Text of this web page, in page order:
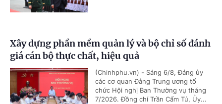
Xây dựng phần mềm quản lý và bộ chỉ số đánh
giá cán bộ thực chất, hiệu quả
(Chinhphu.vn) - Sáng 6/8, Đảng ủy
các cơ quan Đảng Trung ương tổ
chức Hội nghị Ban Thường vụ tháng
7/2026. Đồng chí Trần Cẩm Tú, Ủy...